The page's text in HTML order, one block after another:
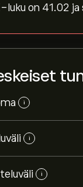
luku on 41.02
i
i
i